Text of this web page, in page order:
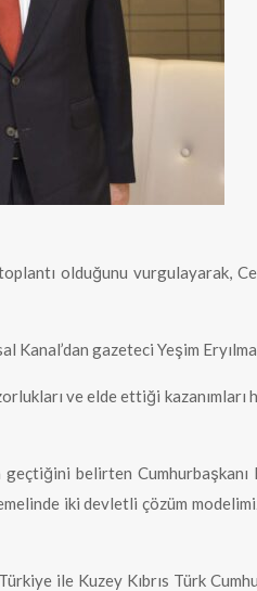
olduğunu vurgulayarak,
gazeteci Yeşim
ve elde ettiği
belirten
iki devletli çözüm
ile Kuzey Kıbrıs Türk